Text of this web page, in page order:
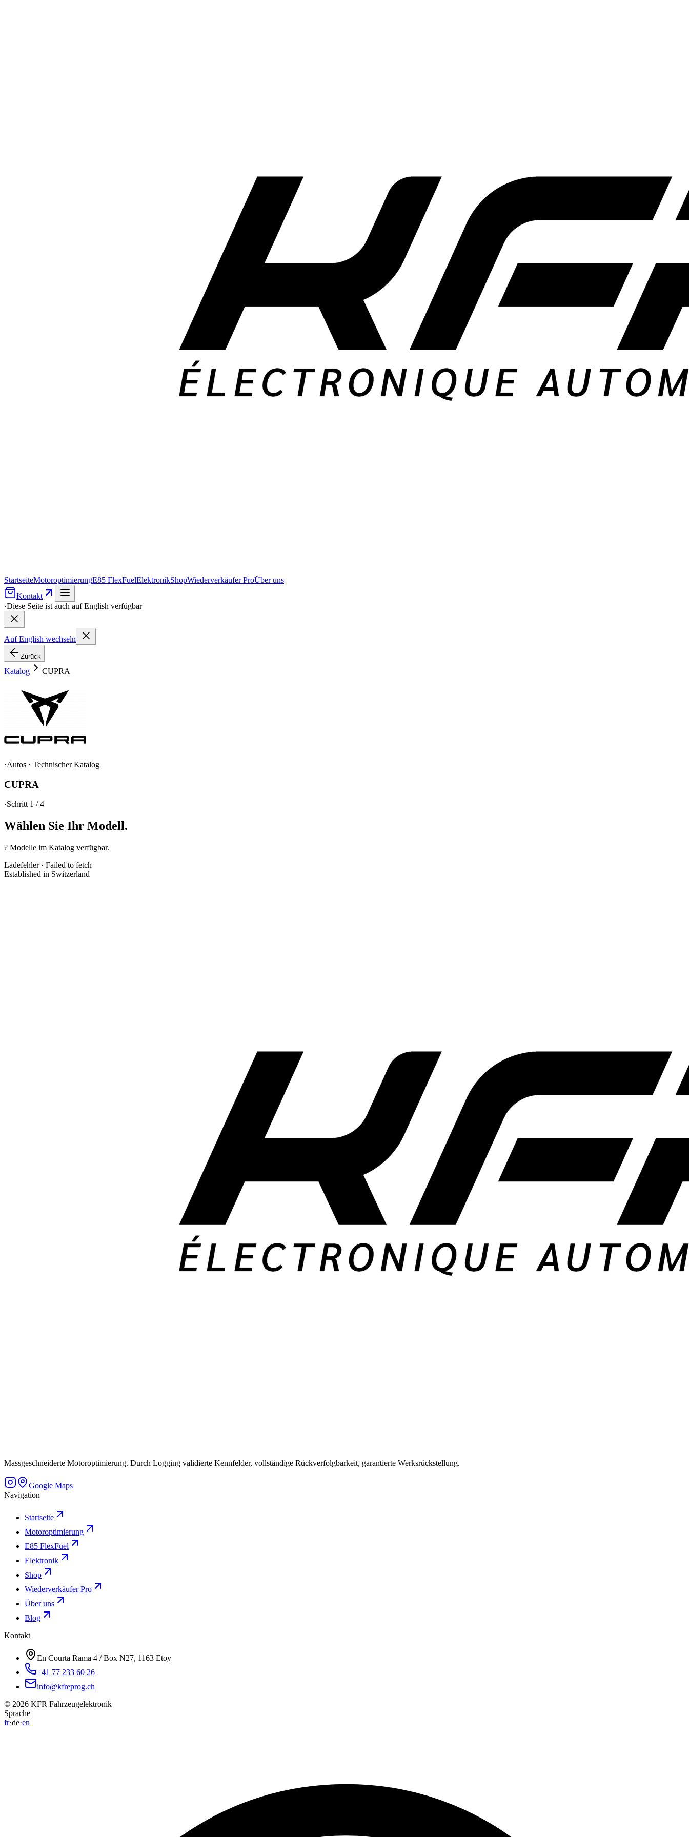
StartseiteMotoroptimierungE85 FlexFuelElektronikShopWiederverkäufer ProÜber uns
Kontakt
·Diese Seite ist auch auf English verfügbar
Auf English wechseln
Zurück
Katalog CUPRA
·Autos · Technischer Katalog
CUPRA
·Schritt 1 / 4
Wählen Sie Ihr Modell.
? Modelle im Katalog verfügbar.
Ladefehler· Failed to fetch
Established in Switzerland
Massgeschneiderte Motoroptimierung. Durch Logging validierte Kennfelder, vollständige Rückverfolgbarkeit, garantierte Werksrückstellung.
Google Maps
Navigation
Startseite
Motoroptimierung
E85 FlexFuel
Elektronik
Shop
Wiederverkäufer Pro
Über uns
Blog
Kontakt
En Courta Rama 4 / Box N27, 1163 Etoy
+41 77 233 60 26
info@kfreprog.ch
© 2026 KFR Fahrzeugelektronik
Sprache
fr·de·en